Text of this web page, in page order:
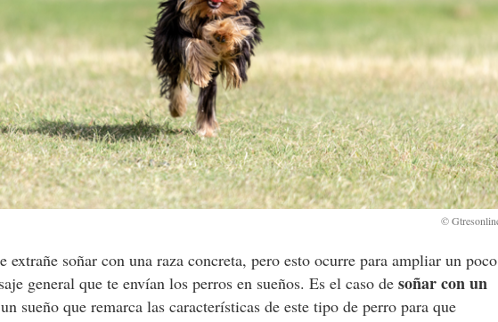
extrañe soñar con una raza concreta, pero esto ocurre para ampliar un poco
general que te envían los perros en sueños. Es el caso desoñar con un
sueño que remarca las características de este tipo de perro para que